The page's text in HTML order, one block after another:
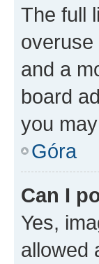
The full
and a
board
you
Góra
Can I
Yes,
allowed